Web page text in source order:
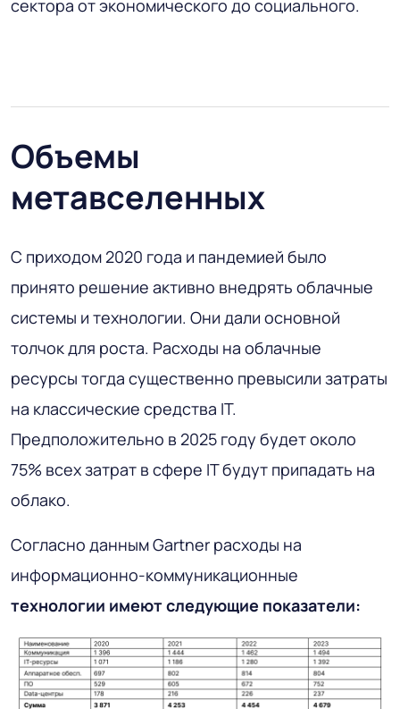
сектора от экономического до социального.
Объемы
метавселенных
С приходом 2020 года и пандемией было
принято решение активно внедрять облачные
системы и технологии. Они дали основной
толчок для роста. Расходы на облачные
ресурсы тогда существенно превысили затраты
на классические средства IT.
Предположительно в 2025 году будет около
75% всех затрат в сфере IT будут припадать на
облако.
Согласно данным Gartner расходы на
информационно-коммуникационные
технологии имеют следующие показатели: